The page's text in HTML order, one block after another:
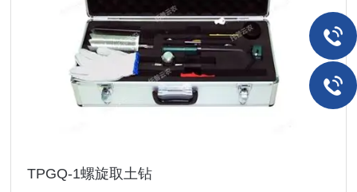
TPGQ-1螺旋取土钻